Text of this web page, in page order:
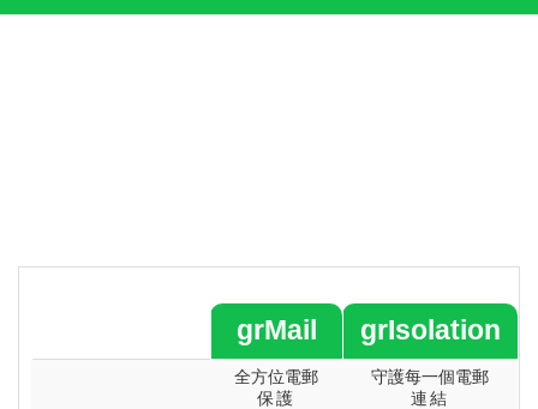
grMail grIsolation
全方位電郵
保護
守護每一個電郵
連結